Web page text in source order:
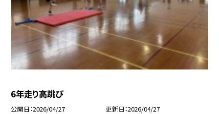
6年走り高跳び
公開日 2026/04/27 更新日 2026/04/27